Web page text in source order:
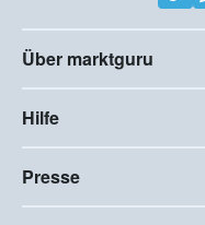
Über marktguru
Hilfe
Presse